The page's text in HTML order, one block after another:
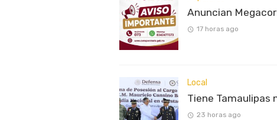
Anuncian
17 horas ago
Local
Tiene Tamaulipas
23 horas ago